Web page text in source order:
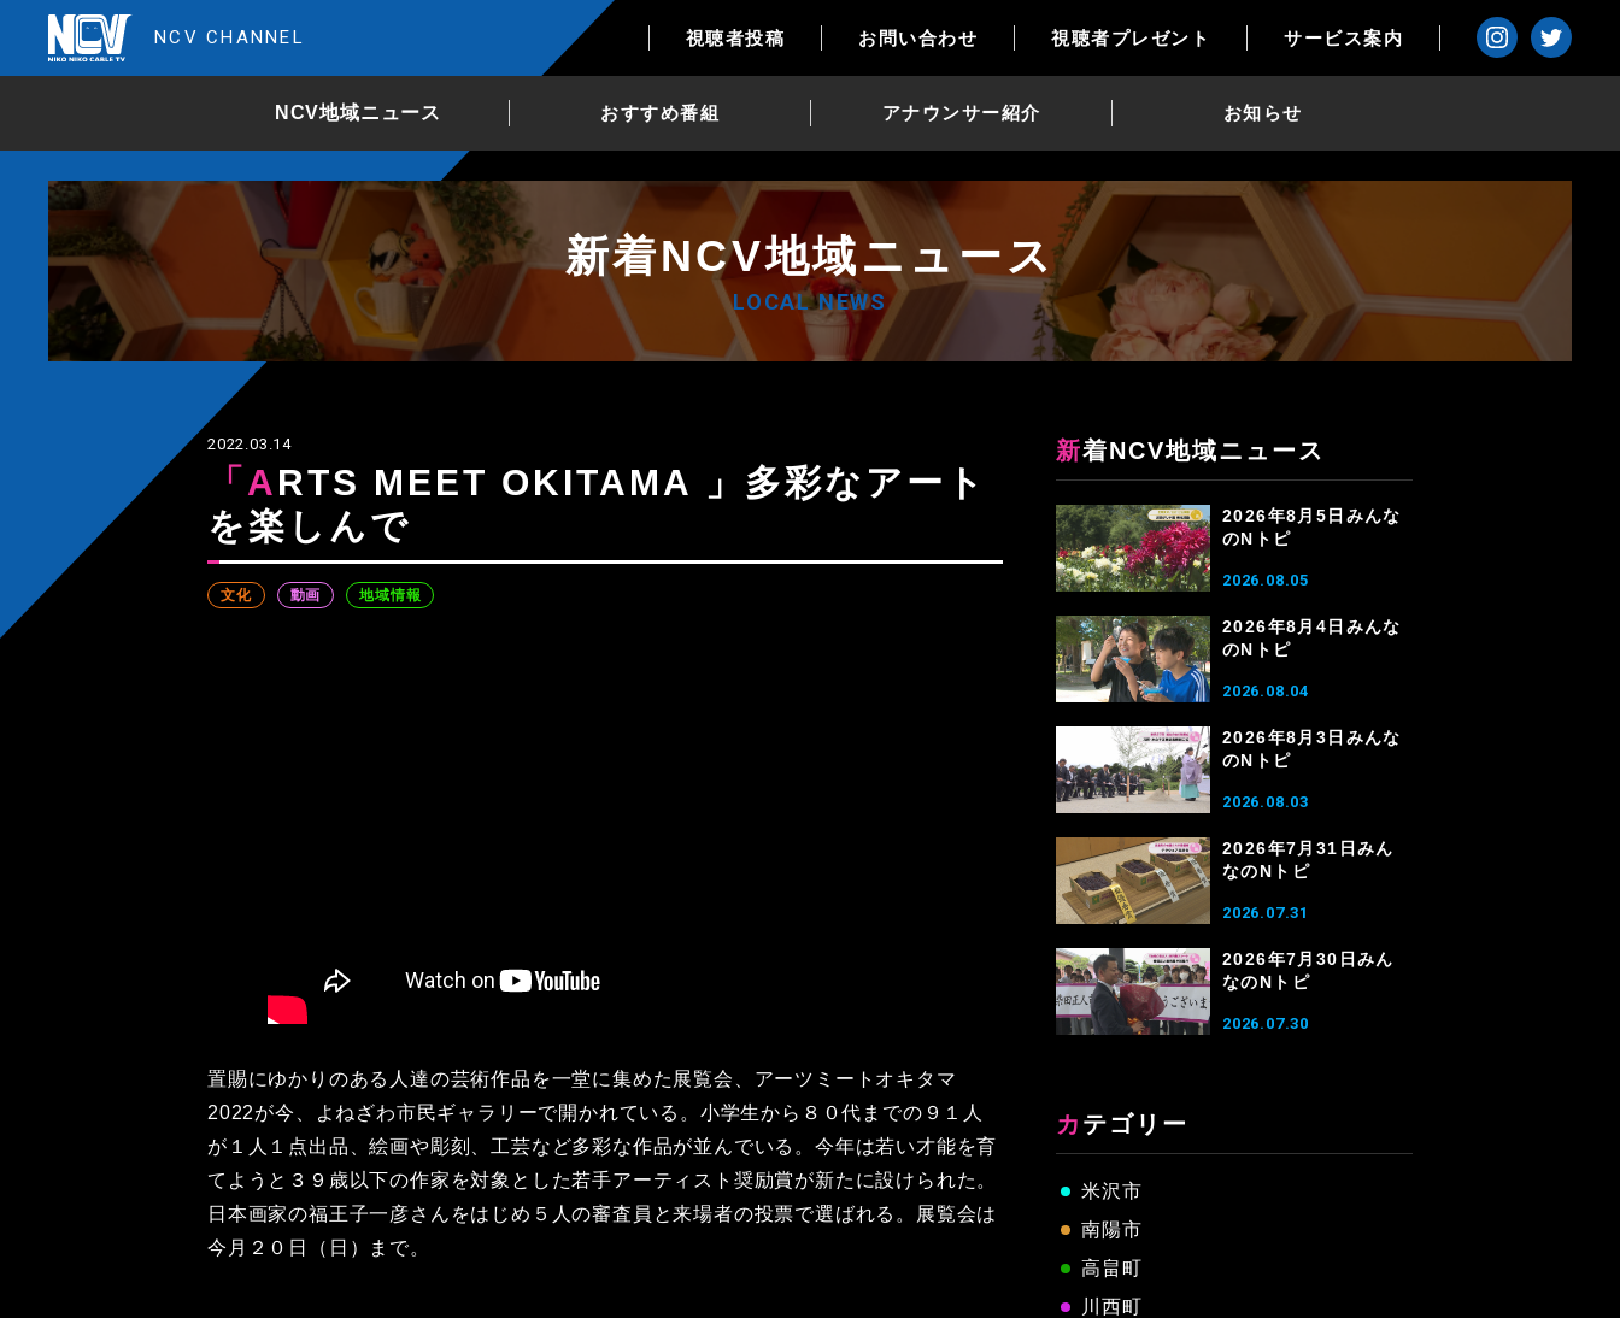
NCV CHANNEL 視聴者投稿 お問い合わせ 視聴者プレゼント サービス案内
NCV地域ニュース おすすめ番組 アナウンサー紹介 お知らせ
新着NCV地域ニュース
LOCAL NEWS
2022.03.14
「ARTS MEET OKITAMA 」多彩なアート
を楽しんで
文化 動画 地域情報
置賜にゆかりのある人達の芸術作品を一堂に集めた展覧会、アーツミートオキタマ
2022が今、よねざわ市民ギャラリーで開かれている。小学生から８０代までの９１人
が１人１点出品、絵画や彫刻、工芸など多彩な作品が並んでいる。今年は若い才能を育
てようと３９歳以下の作家を対象とした若手アーティスト奨励賞が新たに設けられた。
日本画家の福王子一彦さんをはじめ５人の審査員と来場者の投票で選ばれる。展覧会は
今月２０日（日）まで。
新着NCV地域ニュース
2026年8月5日みんな
のNトピ
2026.08.05
2026年8月4日みんな
のNトピ
2026.08.04
2026年8月3日みんな
のNトピ
2026.08.03
2026年7月31日みん
なのNトピ
2026.07.31
2026年7月30日みん
なのNトピ
2026.07.30
カテゴリー
米沢市
南陽市
高畠町
川西町